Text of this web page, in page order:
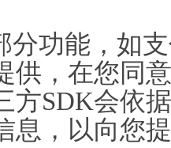
分功能，如
供，在您同
方SDK会依
息，以向您